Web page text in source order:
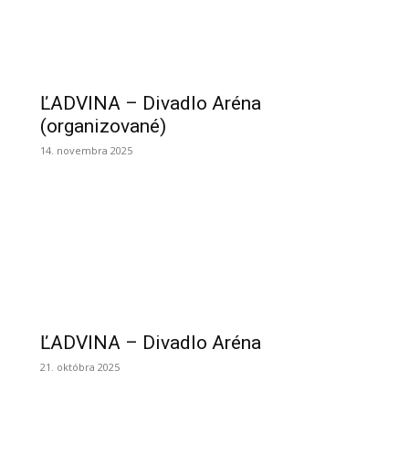
ĽADVINA – Divadlo Aréna
(organizované)
14. novembra 2025
ĽADVINA – Divadlo Aréna
21. októbra 2025